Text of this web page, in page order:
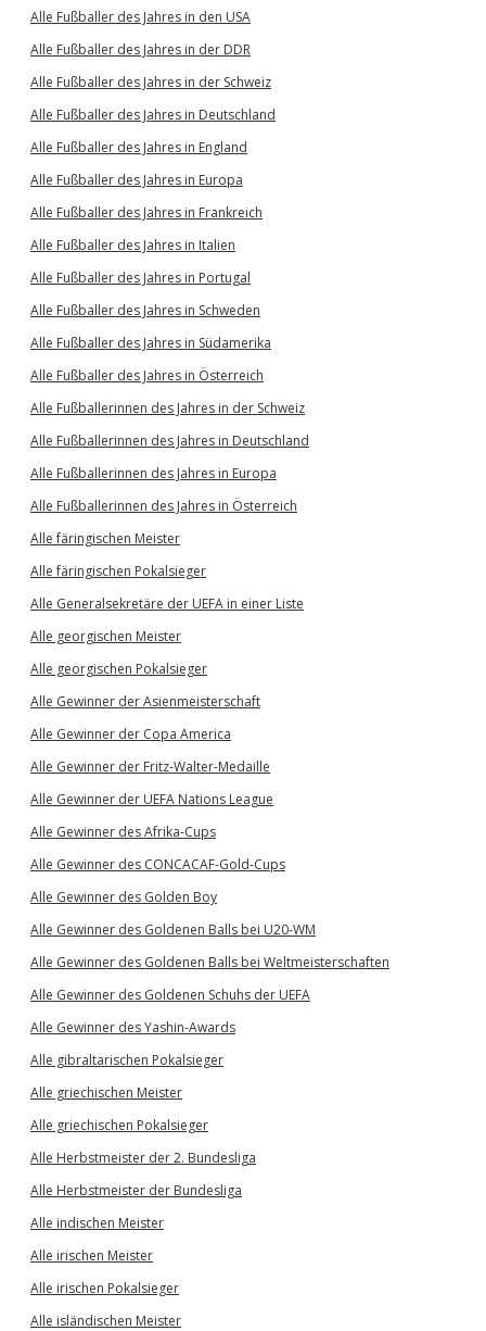
Alle Fußballer des Jahres in den USA
Alle Fußballer des Jahres in der DDR
Alle Fußballer des Jahres in der Schweiz
Alle Fußballer des Jahres in Deutschland
Alle Fußballer des Jahres in England
Alle Fußballer des Jahres in Europa
Alle Fußballer des Jahres in Frankreich
Alle Fußballer des Jahres in Italien
Alle Fußballer des Jahres in Portugal
Alle Fußballer des Jahres in Schweden
Alle Fußballer des Jahres in Südamerika
Alle Fußballer des Jahres in Österreich
Alle Fußballerinnen des Jahres in der Schweiz
Alle Fußballerinnen des Jahres in Deutschland
Alle Fußballerinnen des Jahres in Europa
Alle Fußballerinnen des Jahres in Österreich
Alle färingischen Meister
Alle färingischen Pokalsieger
Alle Generalsekretäre der UEFA in einer Liste
Alle georgischen Meister
Alle georgischen Pokalsieger
Alle Gewinner der Asienmeisterschaft
Alle Gewinner der Copa America
Alle Gewinner der Fritz-Walter-Medaille
Alle Gewinner der UEFA Nations League
Alle Gewinner des Afrika-Cups
Alle Gewinner des CONCACAF-Gold-Cups
Alle Gewinner des Golden Boy
Alle Gewinner des Goldenen Balls bei U20-WM
Alle Gewinner des Goldenen Balls bei Weltmeisterschaften
Alle Gewinner des Goldenen Schuhs der UEFA
Alle Gewinner des Yashin-Awards
Alle gibraltarischen Pokalsieger
Alle griechischen Meister
Alle griechischen Pokalsieger
Alle Herbstmeister der 2. Bundesliga
Alle Herbstmeister der Bundesliga
Alle indischen Meister
Alle irischen Meister
Alle irischen Pokalsieger
Alle isländischen Meister